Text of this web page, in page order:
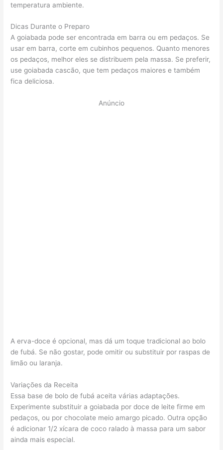
temperatura ambiente.
Dicas Durante o Preparo
A goiabada pode ser encontrada em barra ou em pedaços. Se
usar em barra, corte em cubinhos pequenos. Quanto menores
os pedaços, melhor eles se distribuem pela massa. Se preferir,
use goiabada cascão, que tem pedaços maiores e também
fica deliciosa.
Anúncio
A erva-doce é opcional, mas dá um toque tradicional ao bolo
de fubá. Se não gostar, pode omitir ou substituir por raspas de
limão ou laranja.
Variações da Receita
Essa base de bolo de fubá aceita várias adaptações.
Experimente substituir a goiabada por doce de leite firme em
pedaços, ou por chocolate meio amargo picado. Outra opção
é adicionar 1/2 xícara de coco ralado à massa para um sabor
ainda mais especial.